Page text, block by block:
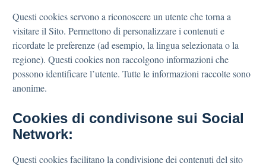
Questi cookies servono a riconoscere un utente che torna a
visitare il Sito. Permettono di personalizzare i contenuti e
ricordate le preferenze (ad esempio, la lingua selezionata o la
regione). Questi cookies non raccolgono informazioni che
possono identificare l’utente. Tutte le informazioni raccolte sono
anonime.
Cookies di condivisone sui Social
Network:
Questi cookies facilitano la condivisione dei contenuti del sito